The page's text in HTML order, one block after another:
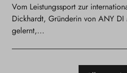
Vom Leistungssport zur
Dickhardt, Gründerin von ANY
gelernt,...